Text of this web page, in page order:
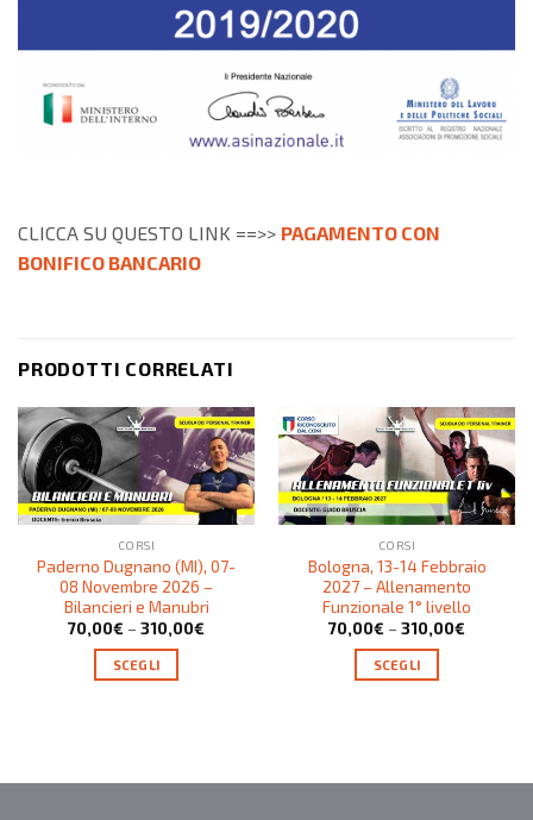
CLICCA SU QUESTO LINK ==>> PAGAMENTO CON
BONIFICO BANCARIO
PRODOTTI CORRELATI
CORSI
Paderno Dugnano (MI), 07-
08 Novembre 2026 –
Bilancieri e Manubri
70,00€ – 310,00€
SCEGLI
CORSI
Bologna, 13-14 Febbraio
2027 – Allenamento
Funzionale 1° livello
70,00€ – 310,00€
SCEGLI